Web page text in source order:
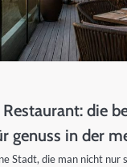
die
genuss in der
Stadt, die man nicht nur